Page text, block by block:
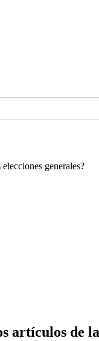
generales?
artículos de